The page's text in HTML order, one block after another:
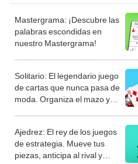
Mastergrama: ¡Descubre las
palabras escondidas en
nuestro Mastergrama!
Solitario: El legendario juego
de cartas que nunca pasa de
moda. Organiza el mazo y
Ajedrez: El rey de los juegos
de estrategia. Mueve tus
piezas, anticipa al rival y